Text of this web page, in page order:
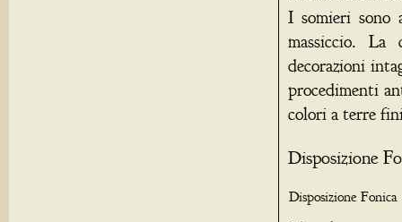
I somieri sono
massiccio. La
decorazioni
procedimenti
colori a terre
Disposizione
Disposizione Fonica